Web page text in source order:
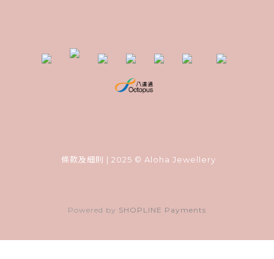
條款及細則 | 2025 © Aloha Jewellery
Powered by SHOPLINE Payments